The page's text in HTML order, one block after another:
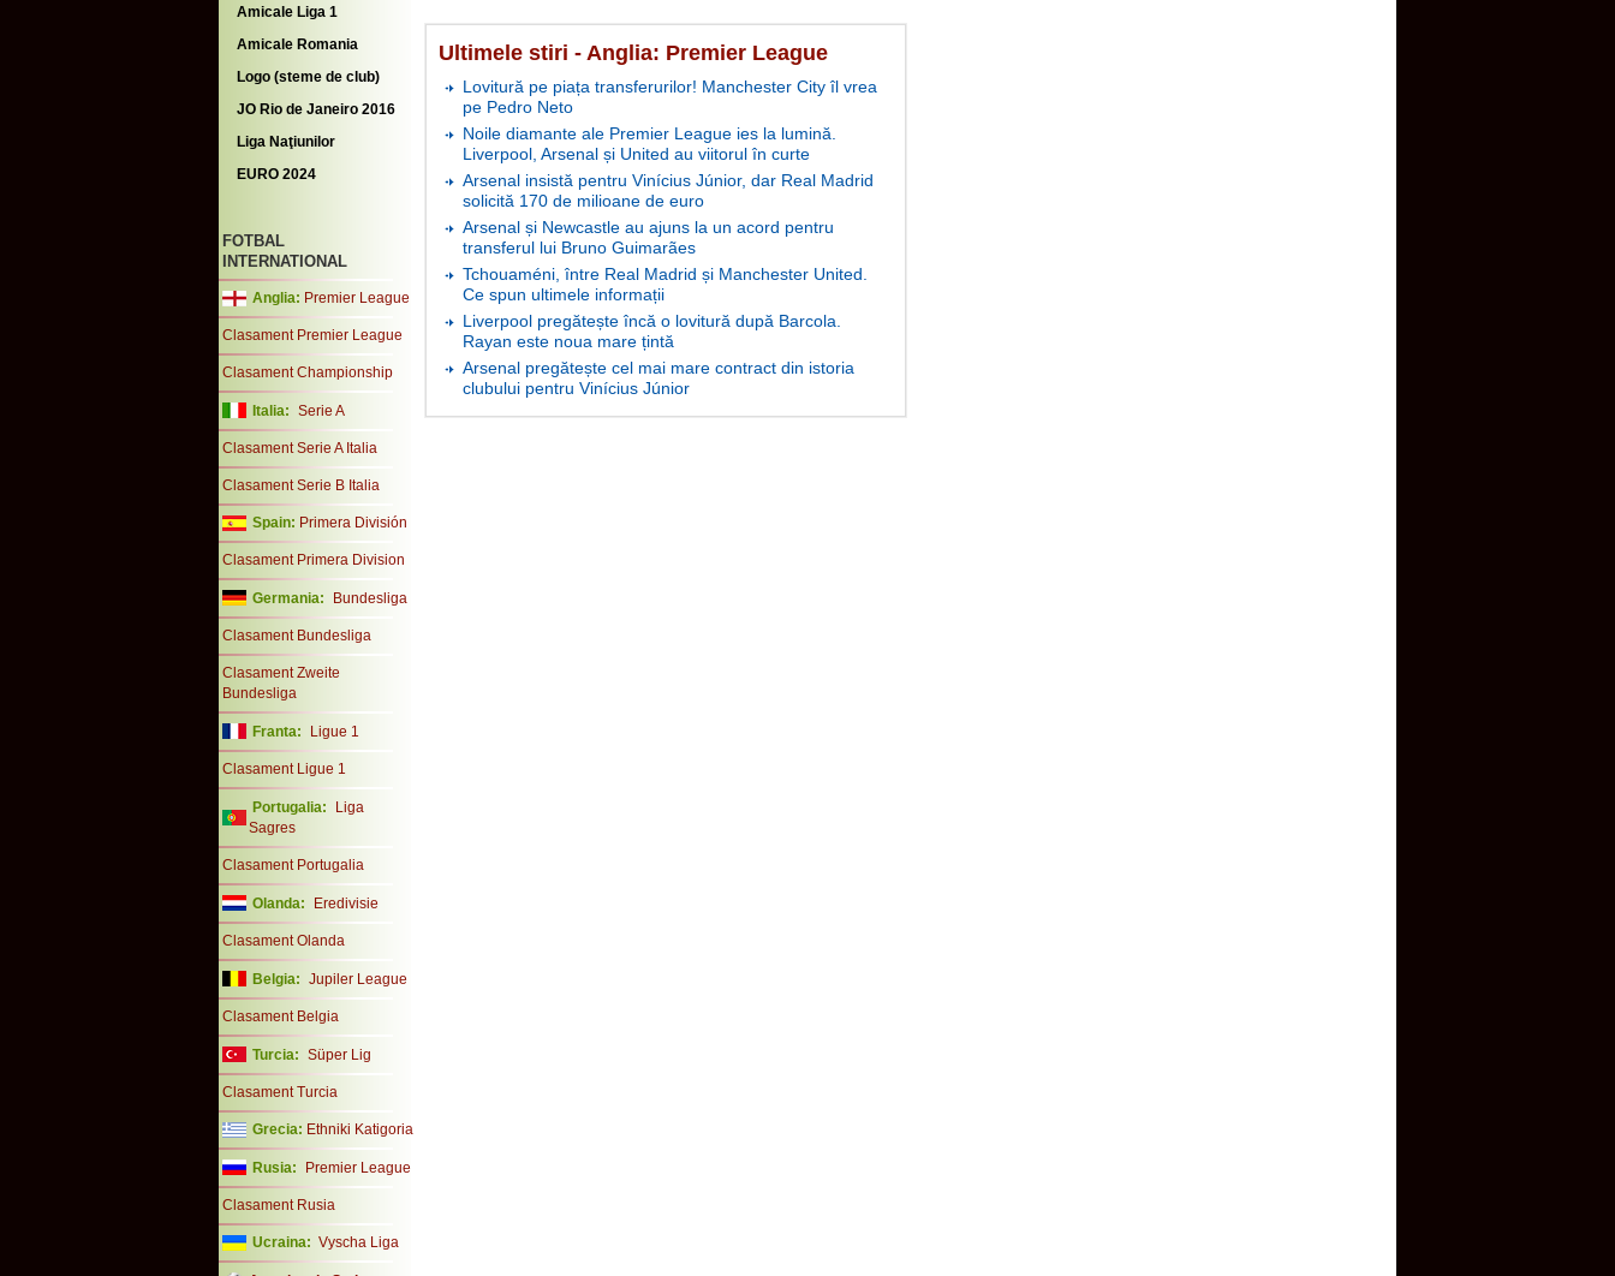
Amicale Liga 1
Amicale Romania
Logo (steme de club)
JO Rio de Janeiro 2016
Liga Naţiunilor
EURO 2024
FOTBAL
INTERNATIONAL
Anglia: Premier League
Clasament Premier League
Clasament Championship
Italia: Serie A
Clasament Serie A Italia
Clasament Serie B Italia
Spain: Primera División
Clasament Primera Division
Germania: Bundesliga
Clasament Bundesliga
Clasament Zweite
Bundesliga
Franta: Ligue 1
Clasament Ligue 1
Portugalia:
Liga
Sagres
Clasament Portugalia
Olanda: Eredivisie
Clasament Olanda
Belgia: Jupiler League
Clasament Belgia
Turcia: Süper Lig
Clasament Turcia
Grecia: Ethniki Katigoria
Rusia: Premier League
Clasament Rusia
Ucraina: Vyscha Liga
Ultimele stiri - Anglia: Premier League
Lovitură pe piața transferurilor! Manchester City îl vrea
pe Pedro Neto
Noile diamante ale Premier League ies la lumină.
Liverpool, Arsenal și United au viitorul în curte
Arsenal insistă pentru Vinícius Júnior, dar Real Madrid
solicită 170 de milioane de euro
Arsenal și Newcastle au ajuns la un acord pentru
transferul lui Bruno Guimarães
Tchouaméni, între Real Madrid și Manchester United.
Ce spun ultimele informații
Liverpool pregătește încă o lovitură după Barcola.
Rayan este noua mare țintă
Arsenal pregătește cel mai mare contract din istoria
clubului pentru Vinícius Júnior